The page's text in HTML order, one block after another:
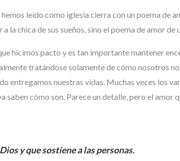
leído como iglesia cierra con un poema de
chica de sus sueños, sino el poema de amor de
hicimos pacto y es tan importante mantener
tratándose solamente de cómo nosotros
entregamos nuestras vidas. Muchas veces los
cómo son. Parece un detalle, pero el amor
y que sostiene a las personas.